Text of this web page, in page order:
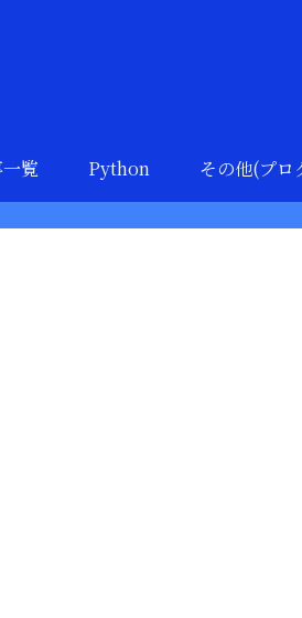
覧 Python その他(プロ